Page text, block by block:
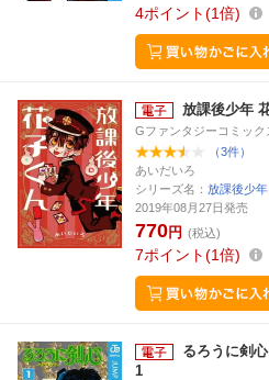
4ポイント 1倍
放課後少年
Gファンタジーコミック
（3件）
あいだいろ
シリーズ名： 放課後少
2019年08月27日発売
770円 (税込)
7ポイント 1倍
るろうに剣
1